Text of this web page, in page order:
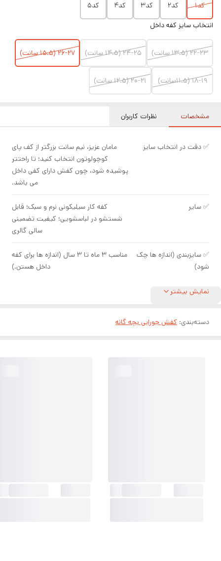
کد۱ کد۲ کد۳ کد۴
کد۵
انتخاب سایز کفه داخل
۲۲-۲۳ (۱۳.۵ سانت) ۲۴-۲۵ (۱۴.۵ سانت) ۲۶-۲۷ (۱۵.۵ سانت)
۱۸-۱۹ (۱۱.۵سانت) ۲۰-۲۱ (۱۲.۵ سانت)
مشخصات نظرات کاربران
✅ دقت در انتخاب سایز
مامان عزیز، نیم سانت بزرگتر از کف پای
کوچولوتون انتخاب کنید؛ تا راحتتر
پوشیده شود، چون کفش دارای کفی داخل
می باشد.
✅ سایر
کفه کار سیلیکونی نرم و سبک؛ قابل
شستشو در لباسشویی؛ کیفیت تضمینی
سالی گالری
✅ سایزبندی (اندازه ها چک
شود)
مناسب ۳ ماه تا ۳ سال (اندازه ها برای کفه
داخل هستن.)
نمایش بیشتر
دسته‌بندی: کفش جورابی بچه گانه